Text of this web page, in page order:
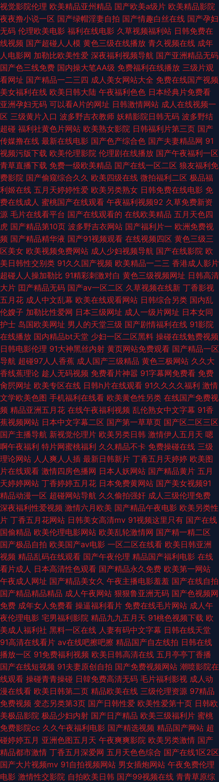
看 草草草草草草1234 少妇一区二区中文字幕 天美福利视频导航 老湿机福利
免费试看 国产日韩成人 91内射自慰 国产精品在线艹 日韩专区日 久草av你懂
的 豆花av成人 91超踫影视在线 www91com高清视频 日韩快播 九一传媒网
站 草莓视频精品免费下载 伊人精品综合 91熊猫tv网页 日本一级黄 久久国产
人妻第二页 爱豆传媒视频 日本一二三区不卡视频 黄色仓库视频在线91 国产
女同视频 91密桃视 九七毛片 深夜福利影院社区 欧美A乛Ⅴ 国产男人的天堂
视频 91麻豆 久操网男人网站 亚洲国产九九 欧美日韩磁力在线 国产视频区
91免费网 好好日视频 性草久爱 欧美成在线 国产海角 91精品国产99久久 国
产狼人911 五月激情综合惹 女同传媒 国产第96页 小X导航 蜜桃资源综合AV
网 中日韩精品一 日韩久操网 久久草资源 成人福利电影网 91AV啊v 国产日韩
探花专区 午夜福利盒子 欧美浮力影院一级片 狠狠搜亚洲无码高清 爱豆传媒
91 日韩无码中文字幕网址 深夜91 女人的天堂网2018 久草av中文 超碰免费
公开人妻 曰韩在线视频八V av天堂资源站导航 伪娘人妖互搞 男人天堂A网
国产色自拍 午夜成人免费网站 在线看日韩最新AV 日韩三级日韩三级在线 美
女大胸 韩国色色网 91无码网站 天美性视频 91小网战小视频 色内内免费播放
久久综合 福利影院天美 91九色白浆老牛 金88vvw羞草奴w9188啊啊区女热
亚洲久草网 91日韩高清 伊人阁精品久久99 超碰99操 天天射亚洲无码区 欧
美A∪ 黄色香蕉视频 99热在线观看8 天美视频在线观看入口免费观看 国产福
利小视频在线观看 性爱短视频 欧美日韩国产另类四房 黄色图片 亚洲色图欧
美在线 97国产成人精品视频 天堂网久久婷婷 中文字幕狠狠干狠狠操 色亚洲
一本道 男女免费视频 国产在线免费观看91 99草99热 丝袜国产一区二区三区
免费 91伊人在线观看 成人羞羞午夜 女人天堂一区 精品国产乱码久久婷婷 成
人看片免费网站 91福利社成人网 麻豆传媒91传媒亚洲色图欧洲色图 综合久
色鬼 日韩久久一本一色 三级国产 国产精品久久视频 爱豆在线看 91巨炮小说
欧美日韩在线最新92 最新亚洲国产色导航 日韩熟妇50 老湿机福利社69 美女
进口网站视频 精品不卡一区2021 成人三级黄色 91工厂 欧美精品成人一区二
区在线观看 国产第一内射 成人天堂91 91蜜桃观看 91污桃色 91艹白浆白虎
久久探花视频 影音先锋资源网站 日韩欧美瑟瑟免费 老湿机网站大全导航 国
产精品自拍现线 91性网站免费看熟女 中文字幕av网址 九一大香蕉 一级片网
址 日韩成人第一页 老湿机影音 国产日韩欧美另类 97在线亚洲尤物 一级一级
A片美国 国产免费卡一卡九十 最新久久99热 视频在线观看免费高清 欧美日
韩成人精品视频 精品伊人久久大 成人深夜黄色 91美女免费乱伦视频 人人摸
视觉影院伦理 欧美精品亚州精品 国产欧美a级片 欧美精品影院
夜夜撸小说一区 国产绿帽淫妻自拍 国产情趣白丝在线 国产孕妇
无码 伦理欧美电影 福利在线电影 久草视频福利站 日韩免费在
线视频 国产超碰人人模 黄色三级在线播放 青久视频在线 成年
人电影网 加勒比欧美性爱 深夜福利视频导航 国产亚洲精品无码
国产色三线免费 国内操大笔AA级 免费福利在线播放 三级片观
看网址 国产精品一二三四 成人美女网站大全 免费在线国产视频
美女福利在线 欧美日韩大陆 午夜福利色色 日本经典片免费看
亚洲孕妇无码 可以看A片的网址 日韩激情网站 成人在线视频一
区 三级黄片入口 波多野吉衣教师 妖精影院日韩无码 波多野结
超碰 福利社黄色片网站 欧美熟女影院 日韩福利片第三页 国产
传媒撸在线 最新在线电影 国产色产综合色 国产夫妻精品网 91
视频污版下载 欧美伦理影院 伦理剧在线播放 国产午夜福利一区
青草直播下载 免费一级欧美精品 国产在线一区二区 狼友福利免
费影院 国产偷窥综合久久 欧美四级在线 微拍福利二区 极品福
利姬在线 五月天婷婷性爱 欧美另类熟女 日韩免费在线电影 免
费在线成人 蜜桃国产在线观看 午夜福利视频92 久草免费新资
源 毛片在线看平台 国产在线观看的 在线欧美精品 五月天色四
虎 国产精品第10页 波多野吉衣网站 国产福利片一 欧洲免费视
频 国产精品精华液 国产91视频观看 在线视频四区 黄色三级三
区美女 欧美视频免费网站 成人少妇视频导航 国产在线影院 欧
美日韩性交别类 91久久国产视频 欧美精品一二三 香港成人影片
超碰人人操加勒比 91精彩刺激对白 黄色三级视频网址 日韩高清
大片 囯产精品无码 国产aⅴ一区二区 久草视频在线新 丁香影视
五月花 成人中文乱幕 欧美在线观看网站 日韩综合另类 国内乱
伦嫂子 加勒比性爱网 日本三级网址 成人一级片网址 日本女同
护士 岛国欧美网址 男人的天堂三级 国产剧情福利在线 91影院
在线播放 国内精品bt天堂 少妇一区二区黑料 操碰在线勉费视频
日韩电影伦理 91大神黑丝内射 黄页网站免费观看 国产精品一区
导航 超碰97人人香蕉 成人国产三级精品 黄色三极网站 久久大
香线蕉理论 趁人无码视频 免费看片神嚣 91字幕网免费看 免费
肏屄网址 欧美专区在线 日韩h片在线观看 91久久久久福利 激情
文学欧美色图 手机福利在线看 欧美黄色性另类 在线国产免费视
频 精品亚洲五月花 在线午夜福利视频 乱伦熟女中文字幕 91香
蕉视频网站 日本中文字幕二区 国产第一草草页 国产区二区三区
国产主播导航 新视觉伦理片 欧美另类日韩 激情伊人五月天 嗯
啊午夜福利 特片网蜜桃福利 久久精品不卡 免费操碰在线 三级
理论网站 人人爽人人插 最新日韩新片 丁香五月天婷婷 欧美图
片在线观看 激情四房色播网 日本人妖网站 国产精品黄片 五月
天婷婷网站 丁香婷婷五月花 日本免费黄网站 国产美女视频91
精品动漫一区 超碰网站导航 久久偷拍强奸 成人三级伦理免费
深夜福利性爱视频 激情六月欧美 国产精品午夜电影 欧美另类性
片 丁香五月花网站 日韩美女高清mv 91视频这里只有 国产在线
国偷精品 欧美伦理电影网站 欧美乱轮激情网 国产精一精二区
国产极品自拍 欧美国产aⅴ电影 一区二区在线看 欧美日韩亚洲
视频 精品乱码在线观看 国产午夜伦理 精品国产福利电影 在线
看片成人 日本高清性色观看 国产精品永久免费 欧美第一网站
午夜成人网址 国产精品美女久 午夜主播电影羞羞 国产在线自拍
国产精品精品精品 成人午夜网站 狠狠鲁亚洲无码 国产色视频网
免费 成年女人免费看 操逼福利看片 免费在线毛片网站 成人午
夜伦理电影 宅男福利影院 精品九九五月天 91桃色视频下载 欧
美成人福利社 黑料一区在线 人妻有码中文字幕 日韩在线天堂
91高清在线看片 av在线吧擦吧擦 精品国产自左线拍 日韩在线
播放一区 91免费福利视频 欧美日韩高清在线 五月亭亭丁香播
国产在线短视频 91夫妻原创自拍 国产免费视频网站 潮喷影院在
线观看 操碰青青操碰 日韓免费高清无码 毛片福利影视 成人动
漫在线看 欧美日韩第二页 精品欧美在线 三级伦理资源 97精品
免费视频 变态另类第3页 国产日韩性爱 欧美性爱第十页 日韩欧
美极品影院 极品少妇内射 国产日产精品 欧美三级福利片 蜜桃
免费影院cc 久久午夜福利电影 国产精选视频 精品国产网站 超
碰婷婷五月 亚洲色图五月天 午夜爽爽影院 欧美另类激情 国产
精品都市激情 丁香五月深爱网 五月天色色综合 国产在线1区2区
国产大片视频mv 91自拍视频网站 男女插炮网站 午夜免费伦理
电影 激情性交影院 自拍欧美日韩 国产99视频在线 青青草原综